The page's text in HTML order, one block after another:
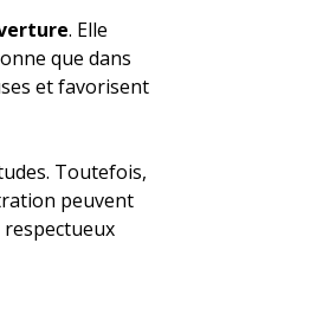
. Elle
que dans
et favorisent
Toutefois,
peuvent